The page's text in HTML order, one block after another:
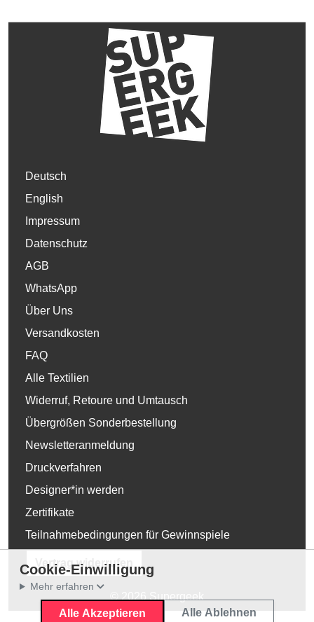
Deutsch
English
Impressum
Datenschutz
AGB
WhatsApp
Über Uns
Versandkosten
FAQ
Alle Textilien
Widerruf, Retoure und Umtausch
Übergrößen Sonderbestellung
Newsletteranmeldung
Druckverfahren
Designer*in werden
Zertifikate
Teilnahmebedingungen für Gewinnspiele
Vertrag widerrufen
Cookie-Einwilligung
Mehr erfahren
Alle Akzeptieren Alle Ablehnen